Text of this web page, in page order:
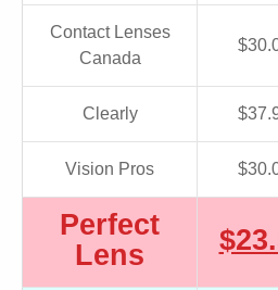
Contact Lenses
Canada
Clearly
Vision Pros
Perfect
Lens